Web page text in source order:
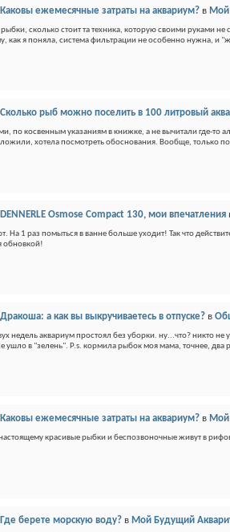
Каковы ежемесячные затраты на аквариум? в Мой
сколько стоит та техника, которую своими руками
как я поняла, система фильтрации не особенно нужна, и
Сколько рыб можно поселить в 100 литровый
по косвенным указаниям в книжке, а не вычитали где-
хотела посмотреть обоснования. Вообще, только
DENNERLE Osmose Compact 130, мои впечатления
На 1 раз помыться в ванне больше уходит! Так что
обновкой!
Дракоша: а как вы выкручиваетесь в отпуске? в
недель аквариум простоял без уборки. ну...что? никто
ушло в "зелень". P.s. кормила рыбок моя мама, точнее, два
Каковы ежемесячные затраты на аквариум? в Мой
красивые рыбки и беспозвоночные живут в
Где берете морскую воду? в Мой Будущий